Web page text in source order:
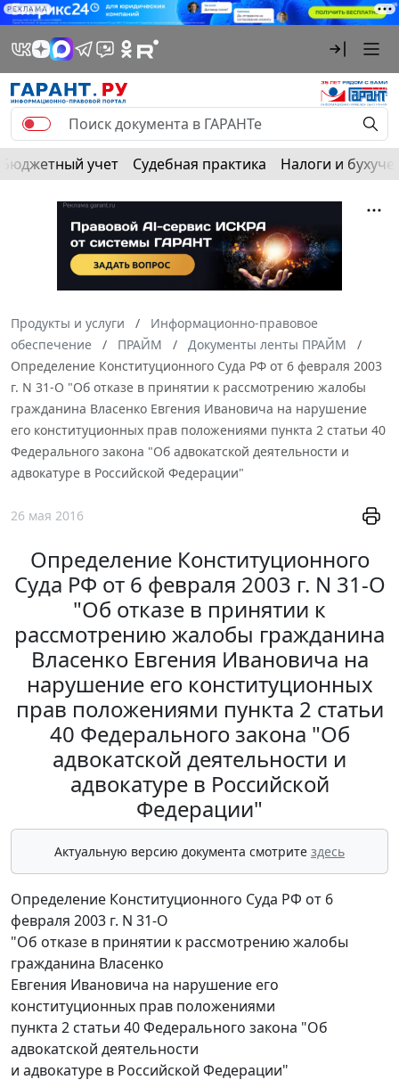
РЕКЛАМА
Бюджетный учет Судебная практика Налоги и
Продукты и услуги
Информационно-правовое
обеспечение
ПРАЙМ
Документы ленты ПРАЙМ
Определение Конституционного Суда РФ от 6 февраля 2003
г. N 31-О "Об отказе в принятии к рассмотрению жалобы
гражданина Власенко Евгения Ивановича на нарушение
его конституционных прав положениями пункта 2 статьи 40
Федерального закона "Об адвокатской деятельности и
адвокатуре в Российской Федерации"
26 мая 2016
Определение Конституционного
Суда РФ от 6 февраля 2003 г. N 31-О
"Об отказе в принятии к
рассмотрению жалобы гражданина
Власенко Евгения Ивановича на
нарушение его конституционных
прав положениями пункта 2 статьи
40 Федерального закона "Об
адвокатской деятельности и
адвокатуре в Российской
Федерации"
Актуальную версию документа смотрите здесь
Определение Конституционного Суда РФ от 6
февраля 2003 г. N 31-О
"Об отказе в принятии к рассмотрению жалобы
гражданина Власенко
Евгения Ивановича на нарушение его
конституционных прав положениями
пункта 2 статьи 40 Федерального закона "Об
адвокатской деятельности
и адвокатуре в Российской Федерации"